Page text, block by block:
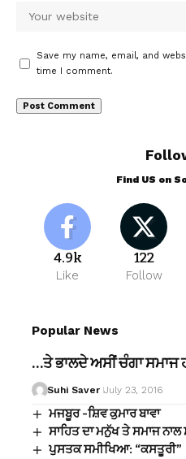
Save my name, email, and
time I comment.
Find US on
4.9k
Like
122
Follow
Popular News
…ਤੇ ਭਾਲਦੇ ਅਸੀਂ ਚੰਗਾ ਸਮਾਜ
Suhi Saver July 23, 2016
ਮਜਬੂਰ -ਸ਼ਿਵ ਕੁਮਾਰ ਬਾਵਾ
ਸਾਹਿਤ ਦਾ ਮਨੁੱਖ ਤੇ ਸਮਾਜ ਨਾਲ
ਪੁਸਤਕ ਸਮੀਖਿਆ: “ਕਸਤੂਰੀ”